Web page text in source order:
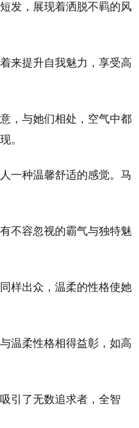
发，展现着洒脱不羁的风
来提升自我魅力，享受高
，与她们相处，空气中都
。
一种温馨舒适的感觉。马
不容忽视的霸气与独特魅
样出众，温柔的性格使她
温柔性格相得益彰，如高
引了无数追求者，全智